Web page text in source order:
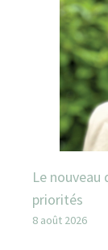
Le nouveau
priorités
8 août 2026